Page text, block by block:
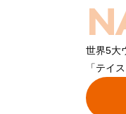
世界5大
「テイ